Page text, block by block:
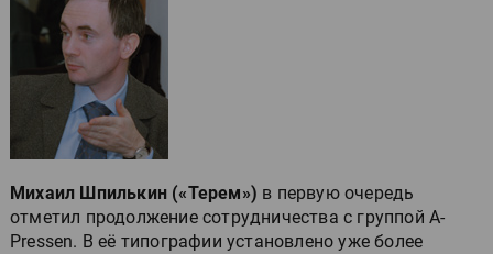
Михаил Шпилькин («Терем») в первую очередь
отметил продолжение сотрудничества с группой A-
Pressen. В её типографии установлено уже более